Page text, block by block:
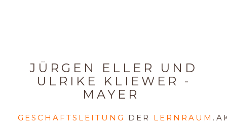
JÜRGEN ELLER UND
ULRIKE KLIEWER -
MAYER
GESCHÄFTSLEITUNG DER LERNRAUM